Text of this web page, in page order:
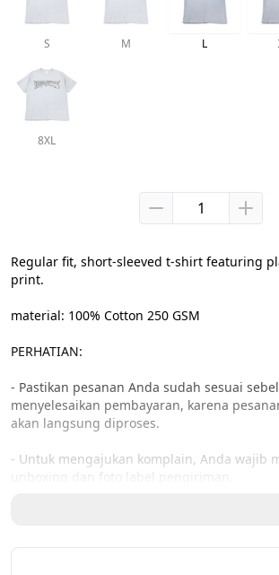
S M L
8XL
Regular fit, short-sleeved t-shirt featuring
print.
material: 100% Cotton 250 GSM
PERHATIAN:
- Pastikan pesanan Anda sudah sesuai
menyelesaikan pembayaran, karena
akan langsung diproses.
- Untuk mengajukan komplain, Anda wajib
unboxing dan foto label pengiriman.